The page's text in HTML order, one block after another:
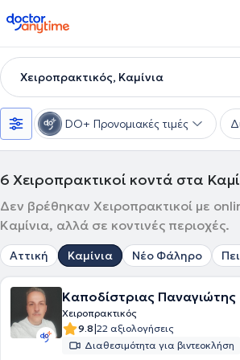
doctoranytime
Χειροπρακτικός, Καμίνια
DO+ Προνομιακές τιμές
6 Χειροπρακτικοί κοντά στα
Δεν βρέθηκαν Χειροπρακτικοί με
Καμίνια, αλλά σε κοντινές περιοχές.
Αττική Καμίνια Νέο Φάληρο
Καποδίστριας Παναγιώτης
Χειροπρακτικός
9.8|22 αξιολογήσεις
Διαθεσιμότητα για βιντεοκλήση